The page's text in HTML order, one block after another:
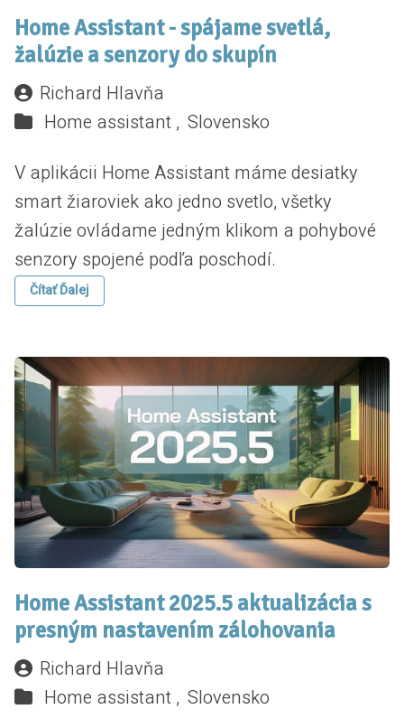
Home Assistant - spájame svetlá,
žalúzie a senzory do skupín
Richard Hlavňa
Home assistant , Slovensko
V aplikácii Home Assistant máme desiatky
smart žiaroviek ako jedno svetlo, všetky
žalúzie ovládame jedným klikom a pohybové
senzory spojené podľa poschodí.
Čítať Ďalej
Home Assistant 2025.5 aktualizácia s
presným nastavením zálohovania
Richard Hlavňa
Home assistant , Slovensko